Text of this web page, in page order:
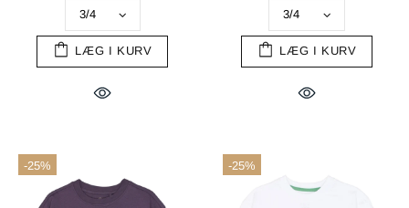
LÆG I KURV LÆG I KURV
-25% -25%